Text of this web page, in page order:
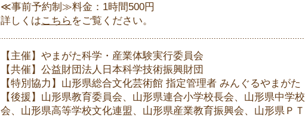
≪事前予約制≫料金：1時間500円
詳しくはこちら をご覧ください。
【主催】やまがた科学・産業体験実行委員会
【共催】公益財団法人日本科学技術振興財団
【特別協力】山形県総合文化芸術館 指定管理者 みんぐるやまがた
【後援】山形県教育委員会、山形県連合小学校長会、山形県中学
会、山形県高等学校文化連盟、山形県産業教育振興会、山形県Ｐ